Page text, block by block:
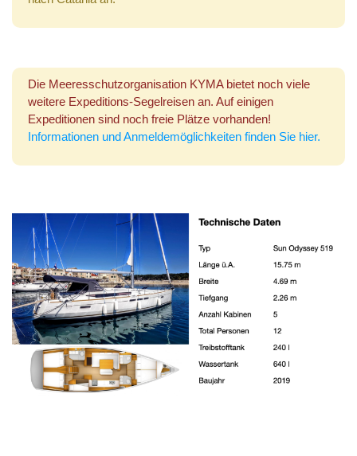
Die Meeresschutzorganisation KYMA bietet noch viele
weitere Expeditions-Segelreisen an. Auf einigen
Expeditionen sind noch freie Plätze vorhanden!
Informationen und Anmeldemöglichkeiten finden Sie hier.